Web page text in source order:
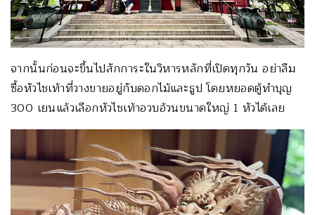
จากนั้นก่อนจะขึ้นไปสักการะในวิหารหลักที่เปิดทุกวัน อย่าลืม
ซื้อหัวไชเท้าที่วางขายอยู่กับดอกไม้และธูป โดยหยอดตู้ทำบุญ
300 เยนแล้วเลือกหัวไชเท้าอวบอ้วนขนาดใหญ่ 1 หัวได้เลย